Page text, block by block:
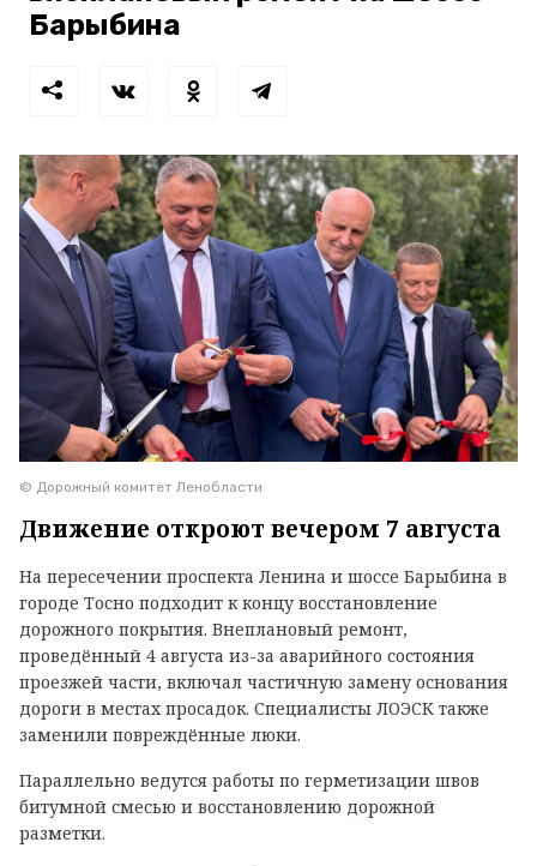
Барыбина
© Дорожный комитет Ленобласти
Движение откроют вечером 7 августа
На пересечении проспекта Ленина и шоссе Барыбина в
городе Тосно подходит к концу восстановление
дорожного покрытия. Внеплановый ремонт,
проведённый 4 августа из-за аварийного состояния
проезжей части, включал частичную замену основания
дороги в местах просадок. Специалисты ЛОЭСК также
заменили повреждённые люки.
Параллельно ведутся работы по герметизации швов
битумной смесью и восстановлению дорожной
разметки.